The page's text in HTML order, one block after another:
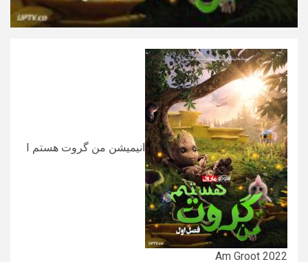
انیمیشن من گروت هستم I
Am Groot 2022